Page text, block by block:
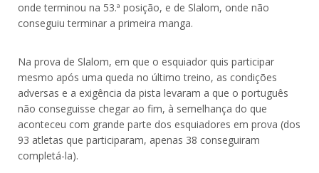
onde terminou na 53.ª posição, e de Slalom, onde não
conseguiu terminar a primeira manga.
Na prova de Slalom, em que o esquiador quis participar
mesmo após uma queda no último treino, as condições
adversas e a exigência da pista levaram a que o português
não conseguisse chegar ao fim, à semelhança do que
aconteceu com grande parte dos esquiadores em prova (dos
93 atletas que participaram, apenas 38 conseguiram
completá-la).